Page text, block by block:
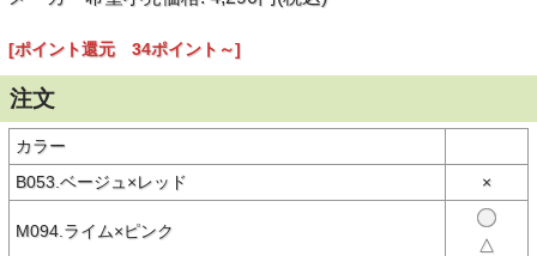
お手伝いが楽しくなる、キュートでカラフルなエプロン(キッズ用)
Camper Mugのカラーリングの配色に合わせたエプロン。
ショルダーの長さは調節可能。フロントには大きなポケット、ポケッ
トサイドにはベルトループを設け、カラビナを使って小物を掛けるこ
とが可能。ものを運んだり、動き回りたいときは裾を折り曲げてボタ
ンで留めておくことができます。大人用の展開もあるので、親子でお
揃いも◎。
【素材】
[ポイント還元 34ポイント～]
注文
カラー
B053.ベージュ×レッド
×
M094.ライム×ピンク
△